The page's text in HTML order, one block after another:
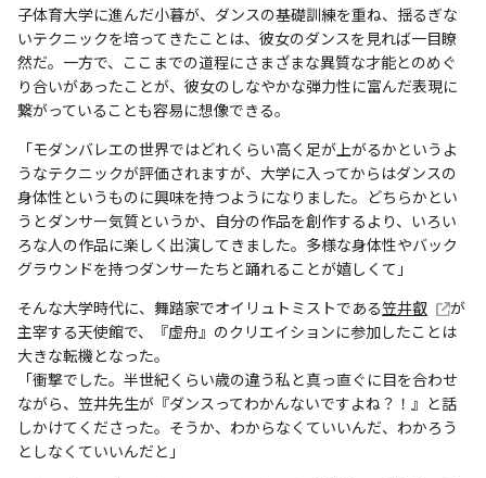
子体育大学に進んだ小暮が、ダンスの基礎訓練を重ね、揺るぎな
いテクニックを培ってきたことは、彼女のダンスを見れば一目瞭
然だ。一方で、ここまでの道程にさまざまな異質な才能とのめぐ
り合いがあったことが、彼女のしなやかな弾力性に富んだ表現に
繋がっていることも容易に想像できる。
「モダンバレエの世界ではどれくらい高く足が上がるかというよ
うなテクニックが評価されますが、大学に入ってからはダンスの
身体性というものに興味を持つようになりました。どちらかとい
うとダンサー気質というか、自分の作品を創作するより、いろい
ろな人の作品に楽しく出演してきました。多様な身体性やバック
グラウンドを持つダンサーたちと踊れることが嬉しくて」
そんな大学時代に、舞踏家でオイリュトミストである笠井叡
が
主宰する天使館で、『虚舟』のクリエイションに参加したことは
大きな転機となった。
「衝撃でした。半世紀くらい歳の違う私と真っ直ぐに目を合わせ
ながら、笠井先生が『ダンスってわかんないですよね？！』と話
しかけてくださった。そうか、わからなくていいんだ、わかろう
としなくていいんだと」